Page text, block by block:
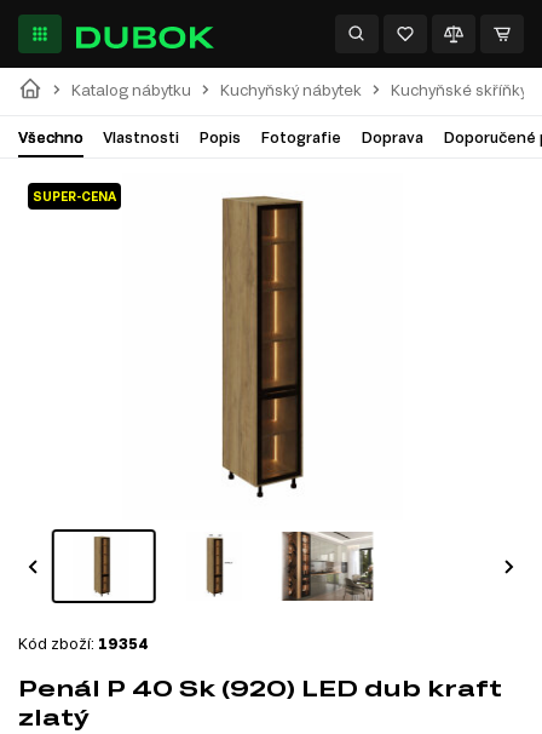
Katalog nábytku Kuchyňský nábytek Kuchyňské skříňky
Všechno Vlastnosti Popis Fotografie Doprava Doporučené
SUPER-CENA
Kód zboží: 19354
Penál P 40 Sk (920) LED dub kraft
zlatý